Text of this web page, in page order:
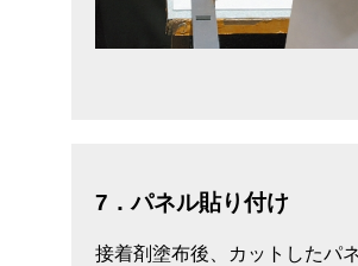
7．パネル貼り付け
接着剤塗布後、カットしたパ